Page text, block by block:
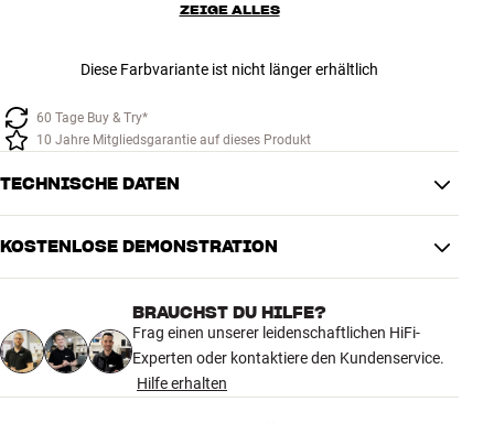
ZEIGE ALLES
Diese Farbvariante ist nicht länger erhältlich
60 Tage Buy & Try*
10 Jahre Mitgliedsgarantie auf dieses Produkt
TECHNISCHE DATEN
Gewicht (kg)
3,5
Gewicht der Verpackung (kg)
4,5
Maße (Verpackung)
27,5 x 38 x 22,5 cm (breite x höhe
KOSTENLOSE DEMONSTRATION
BRAUCHST DU HILFE?
Frag einen unserer leidenschaftlichen HiFi-
Experten oder kontaktiere den Kundenservice.
Hilfe erhalten